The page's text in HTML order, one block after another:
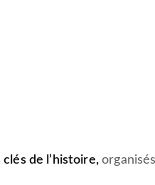
de l’histoire,